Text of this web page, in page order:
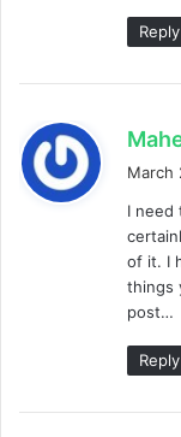
Reply
March
I need
of it. I
things
post…
Reply